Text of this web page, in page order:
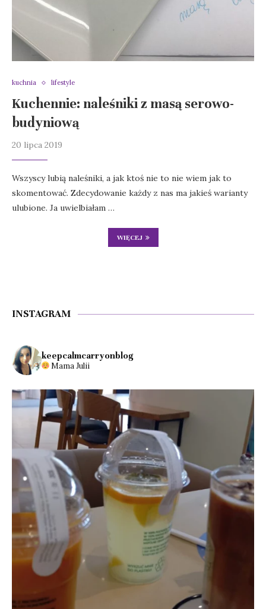
kuchnia lifestyle
Kuchennie: naleśniki z masą serowo-
budyniową
20 lipca 2019
Wszyscy lubią naleśniki, a jak ktoś nie to nie wiem jak to
skomentować. Zdecydowanie każdy z nas ma jakieś warianty
ulubione. Ja uwielbiałam …
WIĘCEJ
INSTAGRAM
keepcalmcarryonblog
Mama Julii